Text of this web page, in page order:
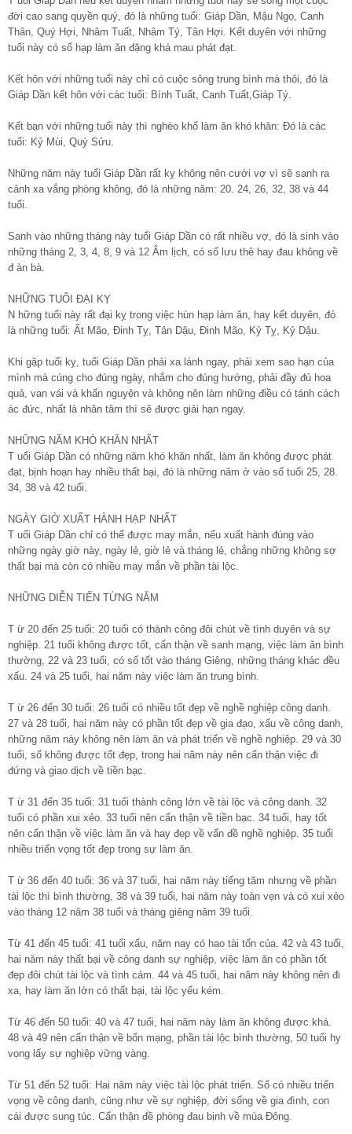
đời cao sang quyền quý, đó là những tuổi: Giáp Dần, Mậu Ngọ, Canh
Thân, Quý Hợi, Nhâm Tuất, Nhâm Tý, Tân Hợi. Kết duyên với những
tuổi này có số hạp làm ăn đặng khá mau phát đạt.
Kết hôn với những tuổi này chỉ có cuộc sông trung bình mà thôi, đó là
Giáp Dần kết hôn với các tuổi: Bính Tuất, Canh Tuất,Giáp Tý.
Kết bạn với những tuổi này thì nghèo khổ làm ăn khó khăn: Đó là các
tuổi: Kỷ Mùi, Quý Sửu.
Những năm này tuổi Giáp Dần rất kỵ không nên cưới vợ vì sẽ sanh ra
cảnh xa vắng phòng không, đó là những năm: 20. 24, 26, 32, 38 và 44
tuổi.
Sanh vào những tháng này tuổi Giáp Dần có rất nhiều vợ, đó là sinh vào
những tháng 2, 3, 4, 8, 9 và 12 Âm lịch, có số lưu thê hay đau không về
đ àn bà.
NHỮNG TUỔI ĐẠI KỴ
N hững tuổi này rất đại kỵ trong việc hùn hạp làm ăn, hay kết duyên, đó
là những tuổi: Ất Mão, Đinh Tỵ, Tân Dậu, Đinh Mão, Kỷ Tỵ, Kỷ Dậu.
Khi gặp tuổi kỵ, tuổi Giáp Dần phải xa lánh ngay, phải xem sao hạn của
mình mà cúng cho đúng ngày, nhắm cho đúng hướng, phải đầy đủ hoa
quả, van vái và khấn nguyện và không nên làm những điều có tánh cách
ác đức, nhất là nhân tâm thì sẽ được giải hạn ngay.
NHỮNG NĂM KHÓ KHĂN NHẤT
T uổi Giáp Dần có những năm khó khăn nhất, làm ăn không được phát
đạt, bịnh hoạn hay nhiều thất bại, đó là những năm ở vào số tuổi 25, 28.
34, 38 và 42 tuổi.
NGÀY GIỜ XUẤT HÀNH HẠP NHẤT
T uổi Giáp Dần chỉ có thể được may mắn, nếu xuất hành đúng vào
những ngày giờ này, ngày lẻ, giờ lẻ và tháng lẻ, chẳng những không sợ
thất bại mà còn có nhiều may mắn về phần tài lộc.
NHỮNG DIỄN TIẾN TỪNG NĂM
T ừ 20 đến 25 tuổi: 20 tuổi có thành công đôi chút về tình duyên và sự
nghiệp. 21 tuổi không được tốt, cẩn thận về sanh mạng, việc làm ăn bình
thường, 22 và 23 tuổi, có số tốt vào tháng Giêng, những tháng khác đều
xấu. 24 và 25 tuổi, hai năm này việc làm ăn trung bình.
T ừ 26 đến 30 tuổi: 26 tuổi có nhiều tốt đẹp về nghề nghiệp công danh.
27 và 28 tuổi, hai năm này có phần tốt đẹp về gia đạo, xấu về công danh,
những năm này không nên làm ăn và phát triển về nghề nghiệp. 29 và 30
tuổi, số không được tốt đẹp, trong hai năm này nên cẩn thận việc đi
đứng và giao dịch về tiền bạc.
T ừ 31 đến 35 tuổi: 31 tuổi thành công lớn về tài lộc và công danh. 32
tuổi có phần xui xẻo. 33 tuổi nên cẩn thận về tiền bạc. 34 tuổi, hay tốt
nên cẩn thận về việc làm ăn và hay đẹp về vấn đề nghề nghiệp. 35 tuổi
nhiều triển vọng tốt đẹp trong sự làm ăn.
T ừ 36 đến 40 tuổi: 36 và 37 tuổi, hai năm này tiếng tăm nhưng về phần
tài lộc thì bình thường, 38 và 39 tuổi, hai năm này toàn vẹn và có xui xẻo
vào tháng 12 năm 38 tuổi và tháng giêng năm 39 tuổi.
Từ 41 đến 45 tuổi: 41 tuổi xấu, năm nay có hao tài tốn của. 42 và 43 tuổi,
hai năm này thất bại về công danh sự nghiệp, việc làm ăn có phần tốt
đẹp đôi chút tài lộc và tình cảm. 44 và 45 tuổi, hai năm này không nên đi
xa, hay làm ăn lớn có thất bại, tài lộc yếu kém.
Từ 46 đến 50 tuổi: 40 và 47 tuổi, hai năm này làm ăn không được khá.
48 và 49 nên cẩn thận về bổn mạng, phần tài lộc bình thường, 50 tuổi hy
vọng lấy sự nghiệp vững vàng.
Từ 51 đến 52 tuổi: Hai năm này việc tài lộc phát triển. Số có nhiều triển
vọng về công danh, cũng như về sự nghiệp, đời sống về gia đình, con
cái được sung túc. Cẩn thận đề phòng đau bịnh về mùa Đông.